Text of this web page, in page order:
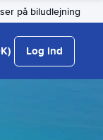
på biludlejning
Log ind